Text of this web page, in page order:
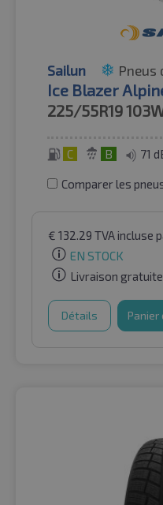
Sailun Pneus
Ice Blazer
225/55R19
C B 71
Comparer les
€ 132.29 TVA incluse
EN STOCK
Livraison gratuite
Détails Panier